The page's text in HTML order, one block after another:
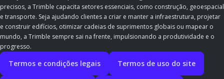
precisos, a Trimble capacita setores essenciais, como construção, geoespacial
e transporte. Seja ajudando clientes a criar e manter a infraestrutura, projetar
e construir edifícios, otimizar cadeias de suprimentos globais ou mapear o
mundo, a Trimble sempre sai na frente, impulsionando a produtividade e o
progresso.
Termos e condições legais Termos de uso do site